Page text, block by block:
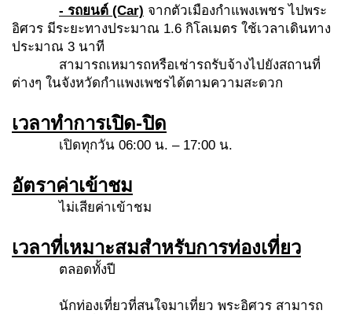
- รถยนต์ (Car) จากตัวเมืองกำแพงเพชร ไปพระ
อิศวร มีระยะทางประมาณ 1.6 กิโลเมตร ใช้เวลาเดินทาง
ประมาณ 3 นาที
สามารถเหมารถหรือเช่ารถรับจ้างไปยังสถานที่
ต่างๆ ในจังหวัดกำแพงเพชรได้ตามความสะดวก
เวลาทำการเปิด-ปิด
เปิดทุกวัน 06:00 น. – 17:00 น.
อัตราค่าเข้าชม
ไม่เสียค่าเข้าชม
เวลาที่เหมาะสมสำหรับการท่องเที่ยว
ตลอดทั้งปี
นักท่องเที่ยวที่สนใจมาเที่ยว พระอิศวร สามารถ